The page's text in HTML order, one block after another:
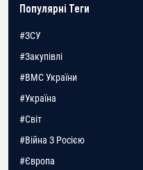
Популярні Теги
#ЗСУ
#Закупівлі
#ВМС України
#Україна
#Світ
#Війна З Росією
#Європа